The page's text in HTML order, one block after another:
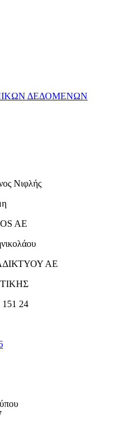
ΔΕΔΟΜΕΝΩΝ
Νιφλής
AE
ΑΕ
24